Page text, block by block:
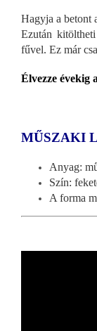
Hagyja a betont
Ezután
fűvel. Ez már
Élvezze évekig
MŰSZAKI
Anyag:
Szín:
A forma